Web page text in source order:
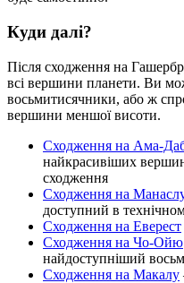
Куди далі?
Після сходження на
всі вершини планети. Ви
восьмитисячники, або ж
вершини меншої висоти.
Сходження на Ама-
найкрасивіших
сходження
Сходження на
доступний в
Сходження на Еверест
Сходження на Чо-Ойю
найдоступніший
Сходження на Макалу